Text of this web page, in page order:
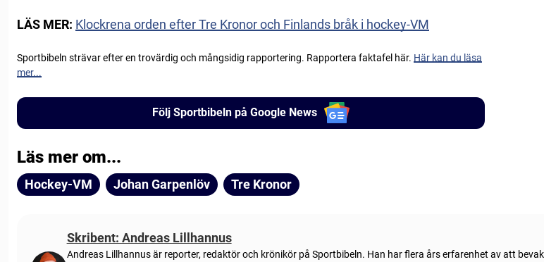
LÄS MER: Klockrena orden efter Tre Kronor och Finlands bråk i hockey-VM
Sportbibeln strävar efter en trovärdig och mångsidig rapportering. Rapportera faktafel här. Här kan du läsa
mer...
Följ Sportbibeln på Google News
Läs mer om...
Hockey-VM Johan Garpenlöv Tre Kronor
Skribent: Andreas Lillhannus
Andreas Lillhannus är reporter, redaktör och krönikör på Sportbibeln. Han har flera års erfarenhet av att